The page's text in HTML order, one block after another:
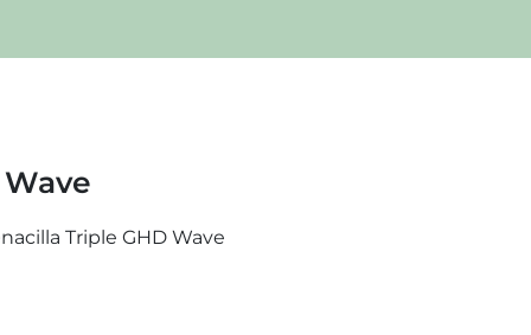
Triple GHD Wave